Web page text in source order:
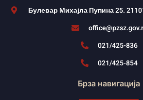
Булевар Михајла Пупина 25.
021/425-836
021/425-854
Брза навигација